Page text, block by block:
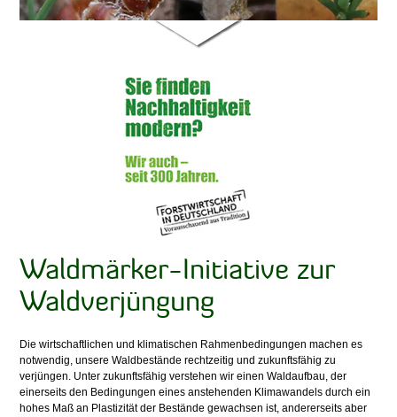
Waldmärker-Initiative zur
Waldverjüngung
Die wirtschaftlichen und klimatischen Rahmenbedingungen machen es
notwendig, unsere Waldbestände rechtzeitig und zukunftsfähig zu
verjüngen. Unter zukunftsfähig verstehen wir einen Waldaufbau, der
einerseits den Bedingungen eines anstehenden Klimawandels durch ein
hohes Maß an Plastizität der Bestände gewachsen ist, andererseits aber